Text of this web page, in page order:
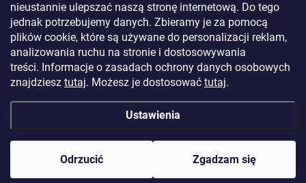
nieustannie ulepszać naszą stronę internetową. Do tego
jednak potrzebujemy danych. Zbieramy je za pomocą
plików cookie, które są używane do personalizacji reklam,
analizowania ruchu na stronie i dostosowywania
treści. Informacje o zasadach ochrony danych osobowych
znajdziesz tutaj. Możesz je dostosować tutaj.
Ustawienia
Odrzucić Zgadzam się
E-MAIL
Podając e-mail, akceptujeszpolitykę prywatności.
Zaloguj się
Opracował Shoptet
Copyright 2026BERGAM. Wszystkie prawa zastrzeżone.Edytuj ustawienia